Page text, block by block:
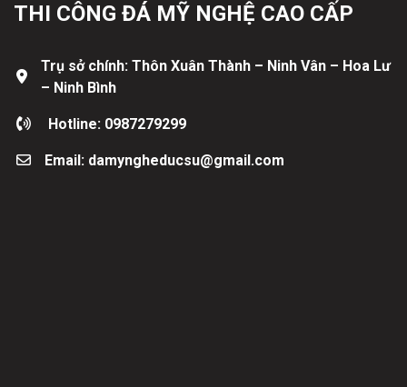
THI CÔNG ĐÁ MỸ NGHỆ CAO CẤP
Trụ sở chính: Thôn Xuân Thành – Ninh Vân – Hoa Lư
– Ninh Bình
Hotline: 0987279299
Email: damyngheducsu@gmail.com